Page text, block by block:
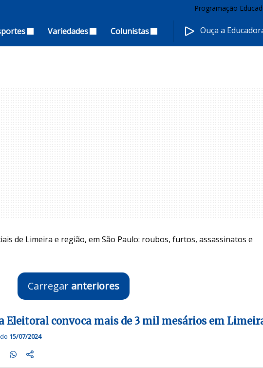
Programação
Variedades Colunistas Ouça a
de Limeira e região, em São Paulo: roubos, furtos, assassinatos e
Carregar anteriores
Eleitoral convoca mais de 3 mil mesários em
15/07/2024